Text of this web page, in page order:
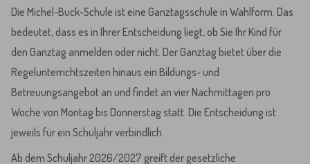
Die Michel-Buck-Schule ist eine Ganztagsschule in Wahlform. Das
bedeutet, dass es in Ihrer Entscheidung liegt, ob Sie Ihr Kind für
den Ganztag anmelden oder nicht. Der Ganztag bietet über die
Regelunterrichtszeiten hinaus ein Bildungs- und
Betreuungsangebot an und findet an vier Nachmittagen pro
Woche von Montag bis Donnerstag statt. Die Entscheidung ist
jeweils für ein Schuljahr verbindlich.
Ab dem Schuljahr 2026/2027 greift der gesetzliche